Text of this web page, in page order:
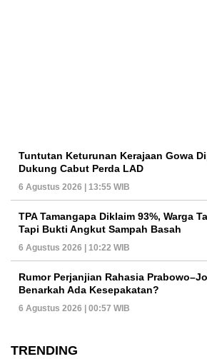
Tuntutan Keturunan Kerajaan Gowa
Dukung Cabut Perda LAD
6 Agustus 2026 | 13:55 WIB
TPA Tamangapa Diklaim 93%, Warga
Tapi Bukti Angkut Sampah Basah
6 Agustus 2026 | 10:22 WIB
Rumor Perjanjian Rahasia
Benarkah Ada Kesepakatan?
6 Agustus 2026 | 00:57 WIB
TRENDING